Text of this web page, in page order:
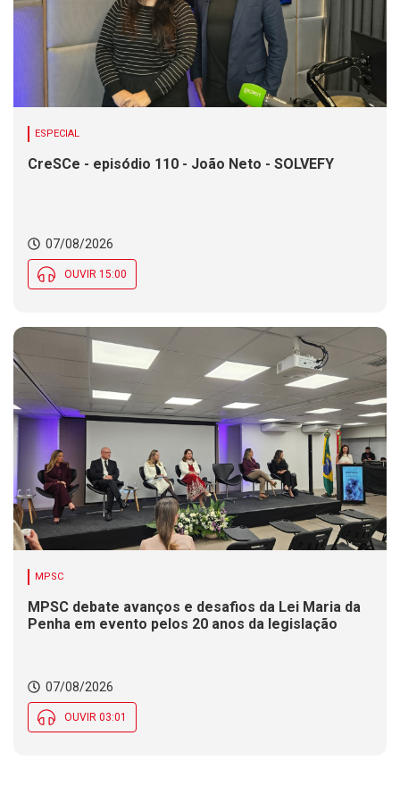
ESPECIAL
CreSCe - episódio 110 - João Neto - SOLVEFY
07/08/2026
OUVIR 15:00
MPSC
MPSC debate avanços e desafios da Lei Maria da
Penha em evento pelos 20 anos da legislação
07/08/2026
OUVIR 03:01